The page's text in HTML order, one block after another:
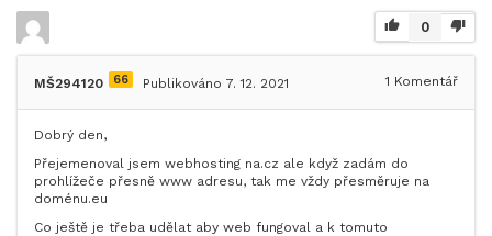
0
MŠ294120 66 Publikováno 7. 12. 2021 1 Komentář
Dobrý den,
Přejemenoval jsem webhosting na.cz ale když zadám do
prohlížeče přesně www adresu, tak me vždy přesměruje na
doménu.eu
Co ještě je třeba udělat aby web fungoval a k tomuto